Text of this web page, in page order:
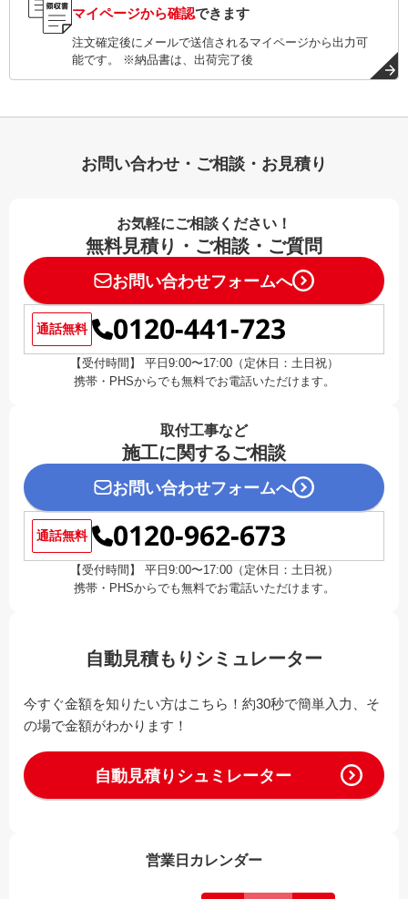
マイページから確認できます
注文確定後にメールで送信されるマイページから出力可
能です。 ※納品書は、出荷完了後
お問い合わせ・ご相談・お見積り
お気軽にご相談ください！
無料見積り・ご相談・ご質問
お問い合わせフォームへ
通話無料 0120-441-723
【受付時間】 平日9:00〜17:00（定休日：土日祝）
携帯・PHSからでも無料でお電話いただけます。
取付工事など
施工に関するご相談
お問い合わせフォームへ
通話無料 0120-962-673
【受付時間】 平日9:00〜17:00（定休日：土日祝）
携帯・PHSからでも無料でお電話いただけます。
自動見積もりシミュレーター
今すぐ金額を知りたい方はこちら！約30秒で簡単入力、そ
の場で金額がわかります！
自動見積りシュミレーター
営業日カレンダー